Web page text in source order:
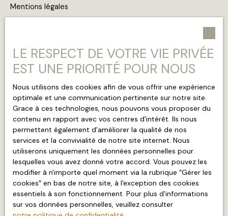
Mentions légales
Gérer les cookies
Propulsé par
+33 5 53 05 51 45
7 rue de Metz
24000 Périgueux
LE RESPECT DE VOTRE VIE PRIVÉE
EST UNE PRIORITÉ POUR NOUS
Nous utilisons des cookies afin de vous offrir une expérience
optimale et une communication pertinente sur notre site.
Grace à ces technologies, nous pouvons vous proposer du
contenu en rapport avec vos centres d'intérêt. Ils nous
permettent également d'améliorer la qualité de nos
services et la convivialité de notre site internet. Nous
utiliserons uniquement les données personnelles pour
lesquelles vous avez donné votre accord. Vous pouvez les
modifier à n'importe quel moment via la rubrique ″Gérer les
cookies″ en bas de notre site, à l'exception des cookies
essentiels à son fonctionnement. Pour plus d'informations
sur vos données personnelles, veuillez consulter